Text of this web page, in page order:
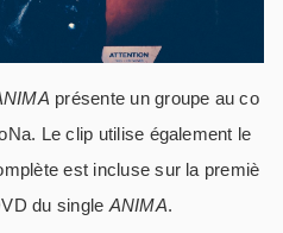
présente un groupe au co
Le clip utilise également le
est incluse sur la premiè
du single ANIMA.